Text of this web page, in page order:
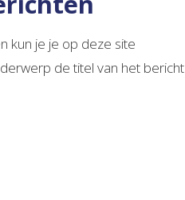
kun je je op deze site
de titel van het bericht